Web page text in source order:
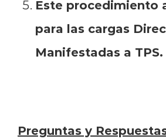
Este procedimiento
para las cargas
Manifestadas a TPS.
Preguntas y